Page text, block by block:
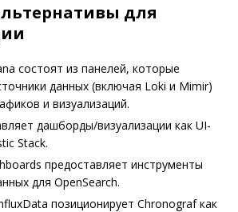
для
состоят из панелей, которые
данных (включая Loki и Mimir)
и визуализаций.
дашборды/визуализации как UI-
Stack.
предоставляет инструменты
для OpenSearch.
позиционирует Chronograf как